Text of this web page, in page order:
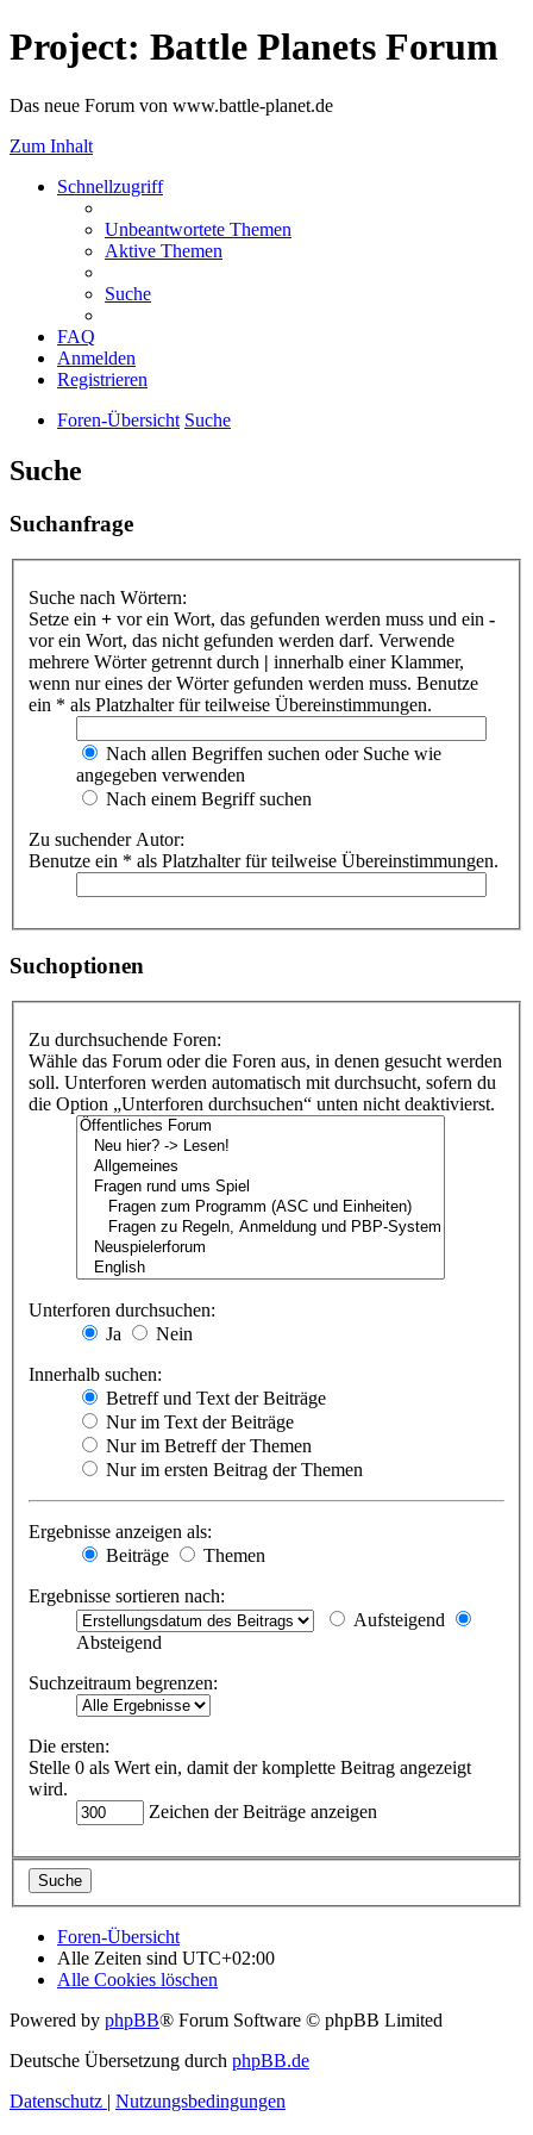
Project: Battle Planets Forum
Das neue Forum von www.battle-planet.de
Zum Inhalt
Schnellzugriff
Unbeantwortete Themen
Aktive Themen
Suche
FAQ
Anmelden
Registrieren
Foren-Übersicht Suche
Suche
Suchanfrage
Suche nach Wörtern:
Setze ein + vor ein Wort, das gefunden werden muss und ein -
vor ein Wort, das nicht gefunden werden darf. Verwende
mehrere Wörter getrennt durch | innerhalb einer Klammer,
wenn nur eines der Wörter gefunden werden muss. Benutze
ein * als Platzhalter für teilweise Übereinstimmungen.
Nach allen Begriffen suchen oder Suche wie
angegeben verwenden
Nach einem Begriff suchen
Zu suchender Autor:
Benutze ein * als Platzhalter für teilweise Übereinstimmungen.
Suchoptionen
Zu durchsuchende Foren:
Wähle das Forum oder die Foren aus, in denen gesucht werden
soll. Unterforen werden automatisch mit durchsucht, sofern du
die Option „Unterforen durchsuchen“ unten nicht deaktivierst.
Unterforen durchsuchen:
Ja
Nein
Innerhalb suchen:
Betreff und Text der Beiträge
Nur im Text der Beiträge
Nur im Betreff der Themen
Nur im ersten Beitrag der Themen
Ergebnisse anzeigen als:
Beiträge
Themen
Ergebnisse sortieren nach:
Aufsteigend
Absteigend
Suchzeitraum begrenzen:
Die ersten:
Stelle 0 als Wert ein, damit der komplette Beitrag angezeigt
wird.
Zeichen der Beiträge anzeigen
Foren-Übersicht
Alle Zeiten sind UTC+02:00
Alle Cookies löschen
Powered by phpBB® Forum Software © phpBB Limited
Deutsche Übersetzung durch phpBB.de
Datenschutz | Nutzungsbedingungen